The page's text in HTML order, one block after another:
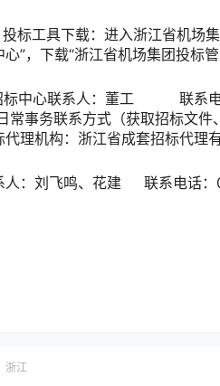
标工具下载：进入浙江省机场
心”，下载“浙江省机场集团投标管
标中心联系人：董工 联系电
常事务联系方式（获取招标文件
代理机构：浙江省成套招标代理
人：刘飞鸣、花建 联系电话：
浙江